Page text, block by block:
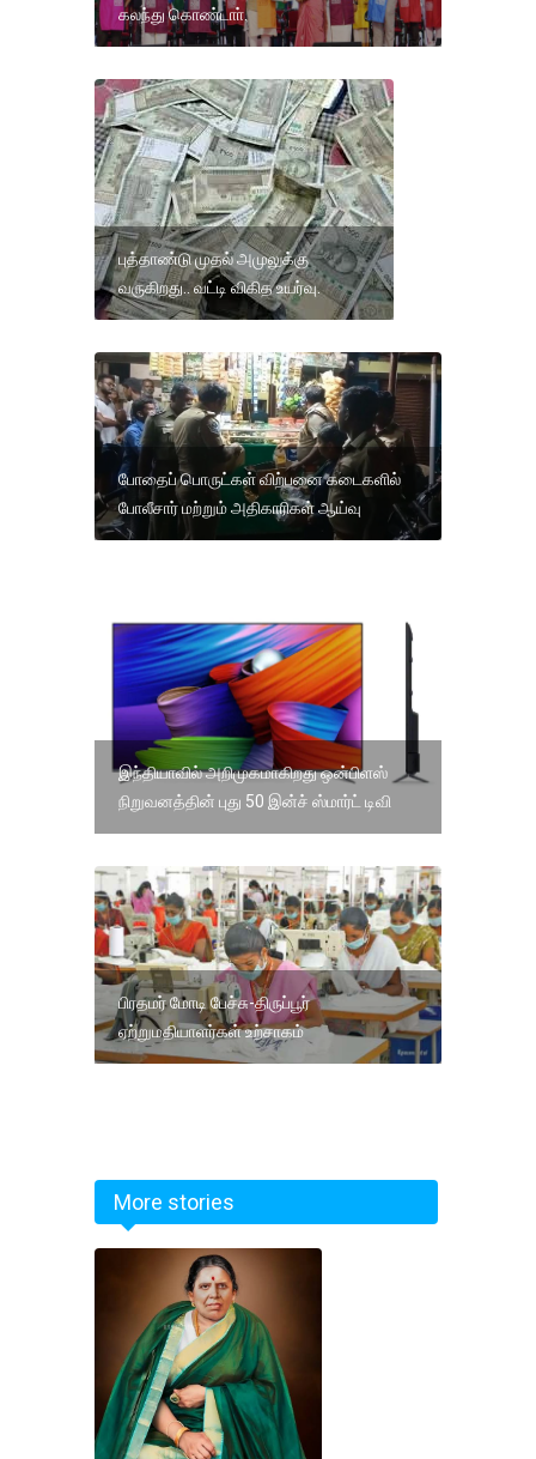
கலந்து கொண்டாா்.
புத்தாண்டு முதல் அமுலுக்கு
வருகிறது.. வட்டி விகித உயர்வு.
போதைப் பொருட்கள் விற்பனை கடைகளில்
போலீசார் மற்றும் அதிகாரிகள் ஆய்வு
இந்தியாவில் அறிமுகமாகிறது ஒன்பிளஸ்
நிறுவனத்தின் புது 50 இன்ச் ஸ்மார்ட் டிவி
பிரதமர் மோடி பேச்சு-திருப்பூர்
ஏற்றுமதியாளர்கள் உற்சாகம்
More stories